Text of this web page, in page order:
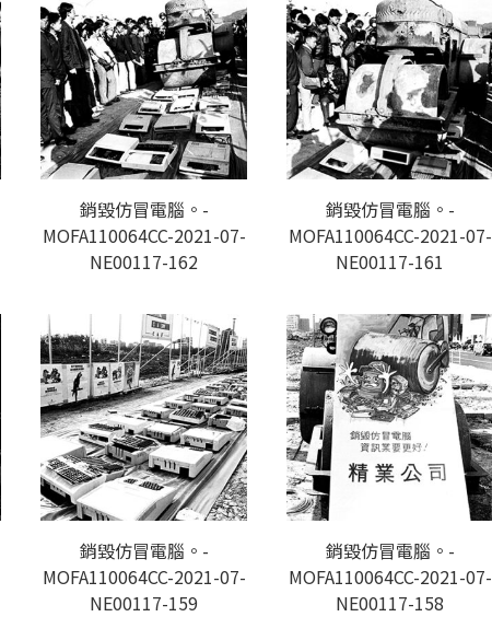
銷毀仿冒電腦。-
MOFA110064CC-2021-07-
NE00117-162
銷毀仿冒電腦。-
MOFA110064CC-2021-07-
NE00117-161
銷毀仿冒電腦。-
MOFA110064CC-2021-07-
NE00117-159
銷毀仿冒電腦。-
MOFA110064CC-2021-07-
NE00117-158